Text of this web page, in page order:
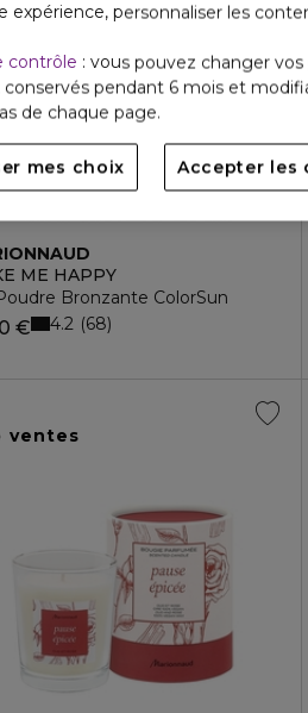
ME HAPPY
Bronzante ColorSun
€ 4.2 68
ventes
expérience, personnaliser les
contrôle : vous pouvez changer
conservés pendant 6 mois et
de chaque page.
mes choix Accepter les